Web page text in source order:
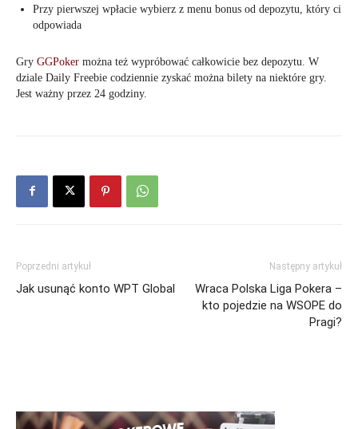
Przy pierwszej wpłacie wybierz z menu bonus od depozytu, który ci
odpowiada
Gry GGPoker można też wypróbować całkowicie bez depozytu. W
dziale Daily Freebie codziennie zyskać można bilety na niektóre gry.
Jest ważny przez 24 godziny.
Poprzedni artykuł
Jak usunąć konto WPT Global
Następny artykuł
Wraca Polska Liga Pokera –
kto pojedzie na WSOPE do
Pragi?